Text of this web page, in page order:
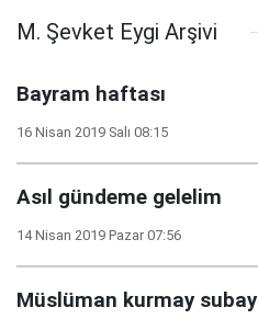
M. Şevket Eygi Arşivi
Bayram haftası
16 Nisan 2019 Salı 08:15
Asıl gündeme gelelim
14 Nisan 2019 Pazar 07:56
Müslüman kurmay subay